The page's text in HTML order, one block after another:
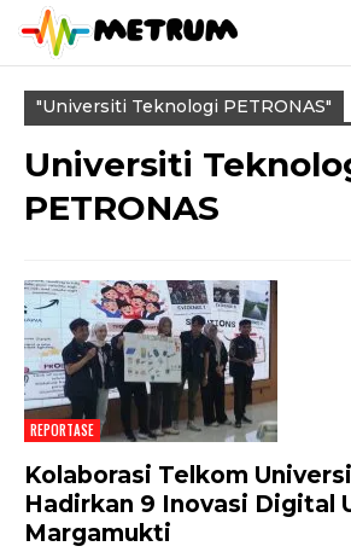
"Universiti Teknologi PETRONAS"
Universiti
PETRONAS
REPORTASE
Kolaborasi Telkom
Hadirkan 9 Inovasi Digital
Margamukti